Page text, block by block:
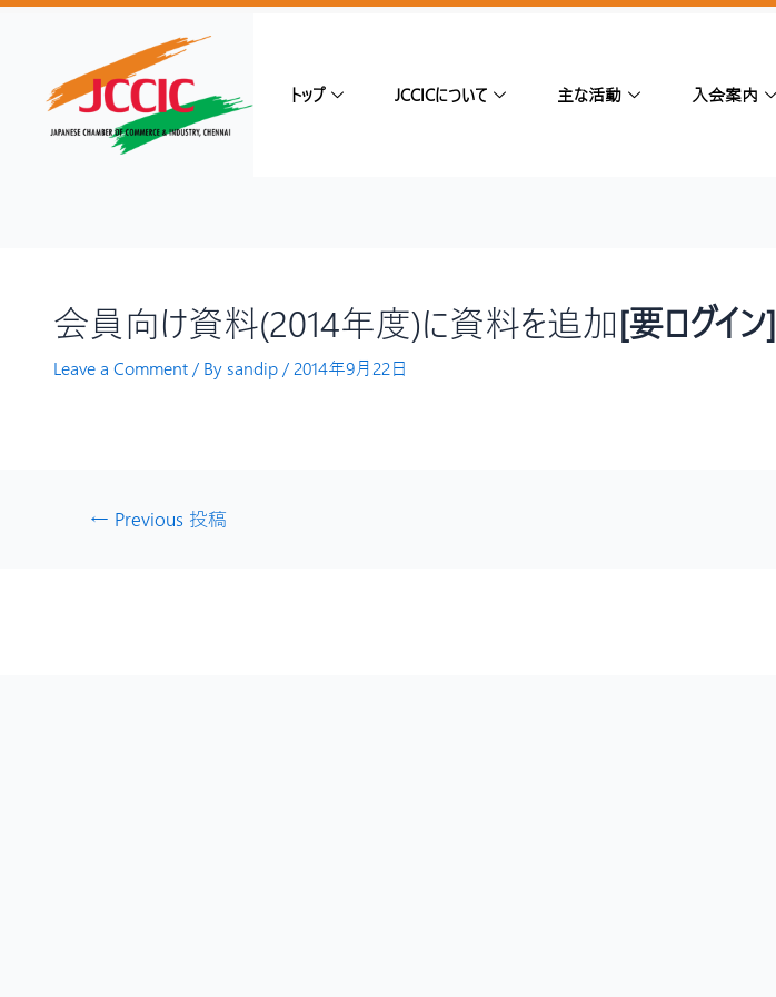
トップ JCCICについて 主な活動 入会案内
会員向け資料(2014年度)に資料を追加[要ログイン]
Leave a Comment / By sandip / 2014年9月22日
← Previous 投稿